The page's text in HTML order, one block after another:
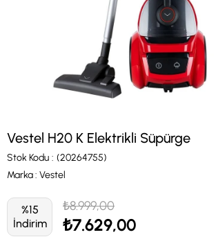
Vestel H20 K Elektrikli Süpürge
Stok Kodu
(20264755)
Marka: Vestel
%15
İndirim
₺8.999,00
₺7.629,00